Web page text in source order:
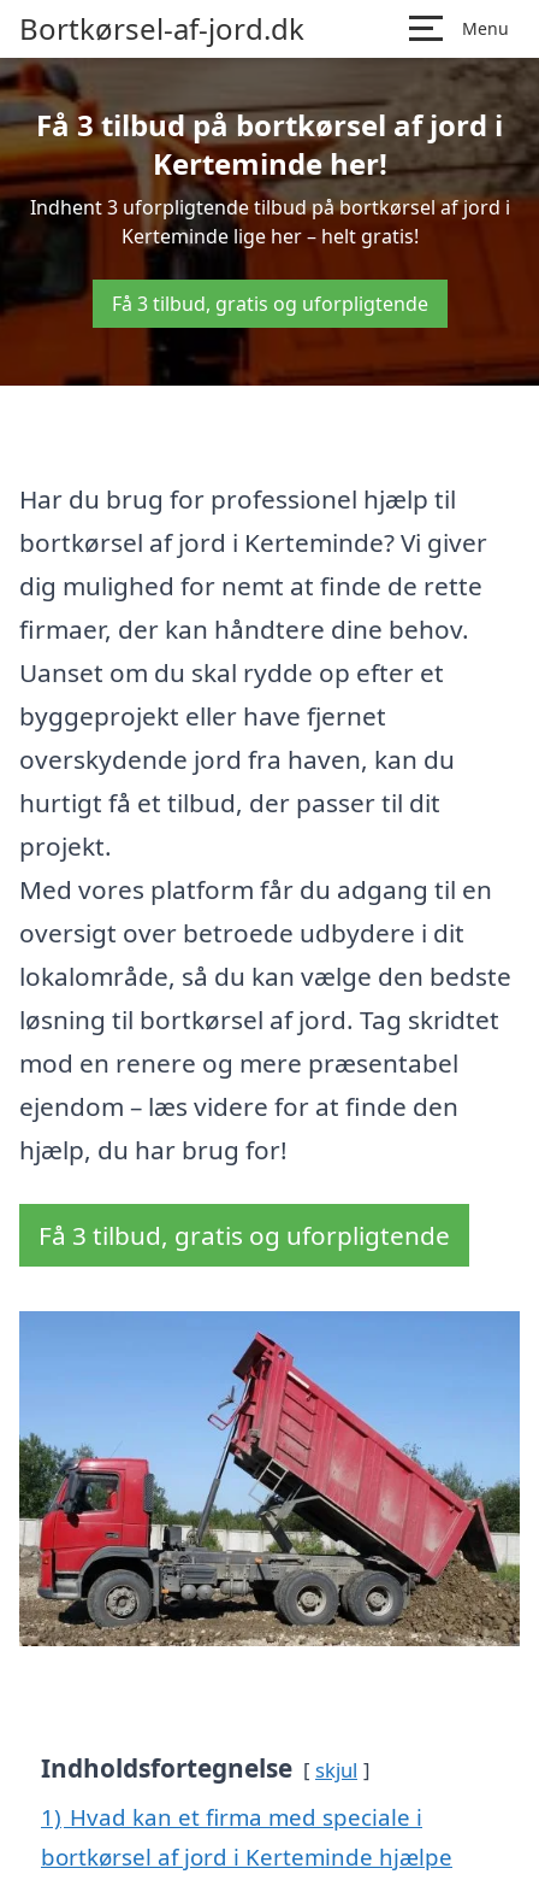
Bortkørsel-af-jord.dk Menu
Få 3 tilbud på bortkørsel af jord i
Kerteminde her!
Indhent 3 uforpligtende tilbud på bortkørsel af jord i
Kerteminde lige her – helt gratis!
Få 3 tilbud, gratis og uforpligtende
Har du brug for professionel hjælp til
bortkørsel af jord i Kerteminde? Vi giver
dig mulighed for nemt at finde de rette
firmaer, der kan håndtere dine behov.
Uanset om du skal rydde op efter et
byggeprojekt eller have fjernet
overskydende jord fra haven, kan du
hurtigt få et tilbud, der passer til dit
projekt.
Med vores platform får du adgang til en
oversigt over betroede udbydere i dit
lokalområde, så du kan vælge den bedste
løsning til bortkørsel af jord. Tag skridtet
mod en renere og mere præsentabel
ejendom – læs videre for at finde den
hjælp, du har brug for!
Få 3 tilbud, gratis og uforpligtende
Indholdsfortegnelse skjul
1) Hvad kan et firma med speciale i
bortkørsel af jord i Kerteminde hjælpe